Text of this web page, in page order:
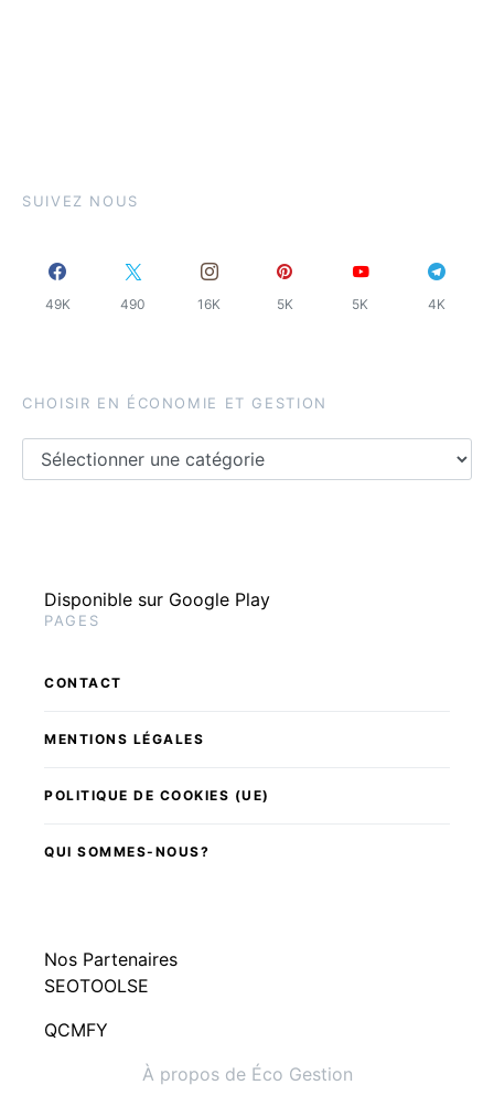
SUIVEZ NOUS
49K 490 16K 5K 5K 4K
CHOISIR EN ÉCONOMIE ET GESTION
Choisir en économie et gestion
Disponible sur Google Play
PAGES
CONTACT
MENTIONS LÉGALES
POLITIQUE DE COOKIES (UE)
QUI SOMMES-NOUS?
Nos Partenaires
SEOTOOLSE
QCMFY
À propos de Éco Gestion